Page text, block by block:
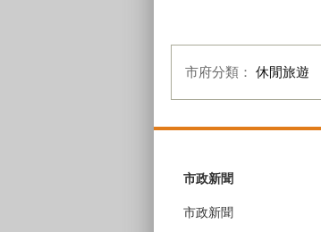
市府分類： 休閒旅遊
市政新聞
市政新聞